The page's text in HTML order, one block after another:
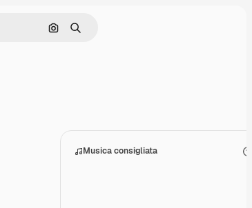
Cerca per immagine
Ricerca
Musica consigliata